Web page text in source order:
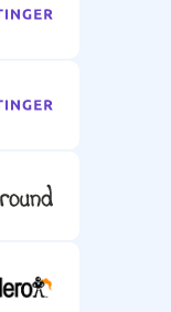
szerveren.